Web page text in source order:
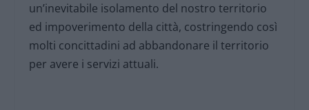
un’inevitabile isolamento del nostro territorio
ed impoverimento della città, costringendo così
molti concittadini ad abbandonare il territorio
per avere i servizi attuali.